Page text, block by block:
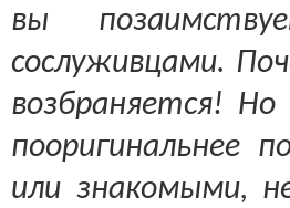
вы
сослуживцами.
возбраняется!
пооригинальнее
или знакомыми,